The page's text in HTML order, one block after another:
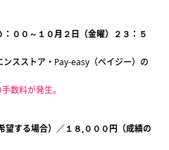
００～１０月２日（金曜）２３：５
スストア・Pay-easy（ペイジー）の
数料が発生。
望する場合）／１８,０００円（成績の